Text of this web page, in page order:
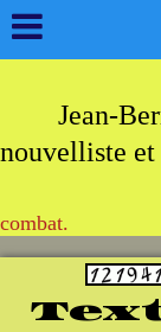
Jean-
nouvelliste et
combat.